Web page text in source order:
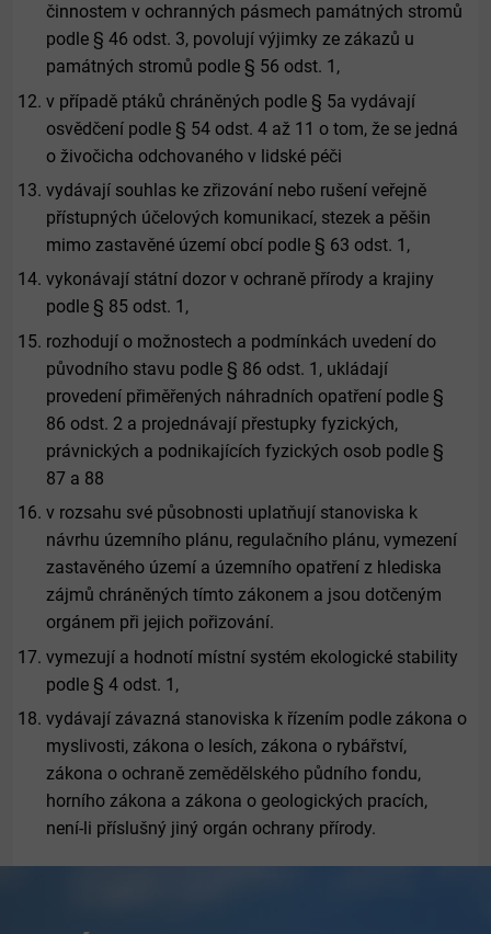
činnostem v ochranných pásmech památných stromů
podle § 46 odst. 3, povolují výjimky ze zákazů u
památných stromů podle § 56 odst. 1,
v případě ptáků chráněných podle § 5a vydávají
osvědčení podle § 54 odst. 4 až 11 o tom, že se jedná
o živočicha odchovaného v lidské péči
vydávají souhlas ke zřizování nebo rušení veřejně
přístupných účelových komunikací, stezek a pěšin
mimo zastavěné území obcí podle § 63 odst. 1,
vykonávají státní dozor v ochraně přírody a krajiny
podle § 85 odst. 1,
rozhodují o možnostech a podmínkách uvedení do
původního stavu podle § 86 odst. 1, ukládají
provedení přiměřených náhradních opatření podle §
86 odst. 2 a projednávají přestupky fyzických,
právnických a podnikajících fyzických osob podle §
87 a 88
v rozsahu své působnosti uplatňují stanoviska k
návrhu územního plánu, regulačního plánu, vymezení
zastavěného území a územního opatření z hlediska
zájmů chráněných tímto zákonem a jsou dotčeným
orgánem při jejich pořizování.
vymezují a hodnotí místní systém ekologické stability
podle § 4 odst. 1,
vydávají závazná stanoviska k řízením podle zákona o
myslivosti, zákona o lesích, zákona o rybářství,
zákona o ochraně zemědělského půdního fondu,
horního zákona a zákona o geologických pracích,
není-li příslušný jiný orgán ochrany přírody.